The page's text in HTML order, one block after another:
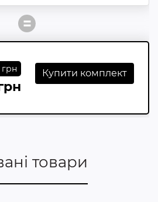
=
грн Купити комплект
товари